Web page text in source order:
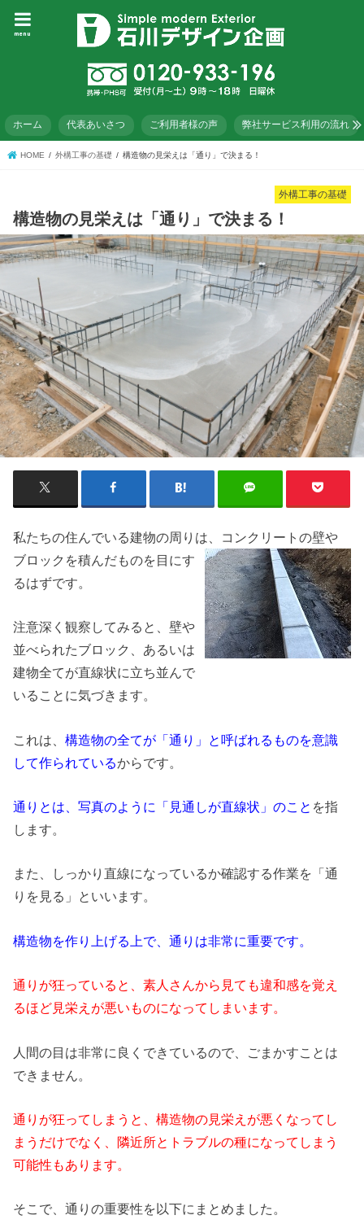
menu
ホーム 代表あいさつ ご利用者様の声 弊社サービス利用の流れ
HOME 外構工事の基礎 構造物の見栄えは「通り」で決まる！
外構工事の基礎
構造物の見栄えは「通り」で決まる！
私たちの住んでいる建物の周りは、コンクリー トの壁や
ブロックを積んだものを目にす
るはずです。
注意深く観察してみると、壁や
並べられたブロック、あるいは
建物全てが直線状に立ち並んで
いることに気づきます。
これは、構造物の全てが「通り」と呼ばれるものを意識
して作られているからです。
通りとは、写真のように「見通しが直線状」のこと を指
します。
また、しっかり直線になっているか確認する作業を「通
りを見る」といいます。
構造物を作り上げる上で、通りは非常に重要です。
通りが狂っていると、素人さんから見ても違和感を覚え
るほど見栄えが悪いものになってしまいます。
人間の目は非常に良くできているので、ごまかすことは
できません。
通りが狂ってしまうと、構造物の見栄えが悪くなってし
まうだけでなく、隣近所とトラブルの種になってしまう
可能性もあります。
そこで、通りの重要性を以下にまとめました。